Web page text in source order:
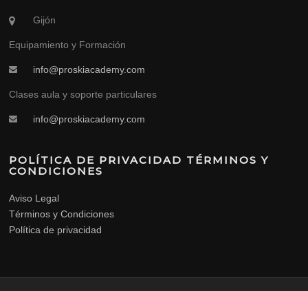
Gijón
Equipamiento y Formación
info@proskiacademy.com
Clases aula y soporte particulares
info@proskiacademy.com
POLÍTICA DE PRIVACIDAD TÉRMINOS Y
CONDICIONES
Aviso Legal
Términos y Condiciones
Política de privacidad